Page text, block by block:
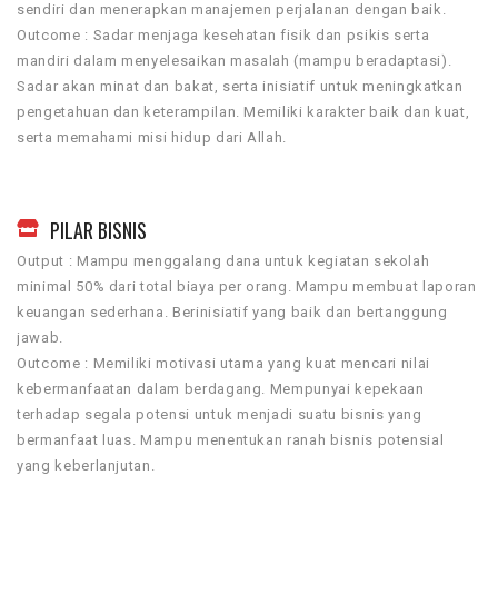
sendiri dan menerapkan manajemen perjalanan dengan baik.
Outcome : Sadar menjaga kesehatan fisik dan psikis serta
mandiri dalam menyelesaikan masalah (mampu beradaptasi).
Sadar akan minat dan bakat, serta inisiatif untuk meningkatkan
pengetahuan dan keterampilan. Memiliki karakter baik dan kuat,
serta memahami misi hidup dari Allah.
PILAR BISNIS
Output : Mampu menggalang dana untuk kegiatan sekolah
minimal 50% dari total biaya per orang. Mampu membuat laporan
keuangan sederhana. Berinisiatif yang baik dan bertanggung
jawab.
Outcome : Memiliki motivasi utama yang kuat mencari nilai
kebermanfaatan dalam berdagang. Mempunyai kepekaan
terhadap segala potensi untuk menjadi suatu bisnis yang
bermanfaat luas. Mampu menentukan ranah bisnis potensial
yang keberlanjutan.